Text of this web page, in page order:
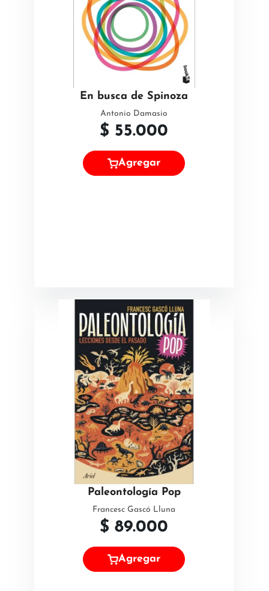
En busca de Spinoza
Antonio Damasio
$ 55.000
Agregar
Paleontología Pop
Francesc Gascó Lluna
$ 89.000
Agregar